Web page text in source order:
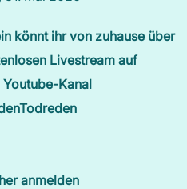
könnt ihr von zuhause über
Livestream auf
Youtube-Kanal
anmelden